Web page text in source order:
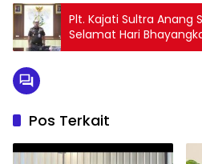
Plt. Kajati Sultra Anang
Selamat Hari
Polri Terus Profesional
Pos Terkait